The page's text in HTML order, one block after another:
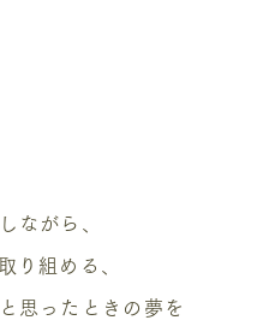
ながら、
り組める、
思ったときの夢を